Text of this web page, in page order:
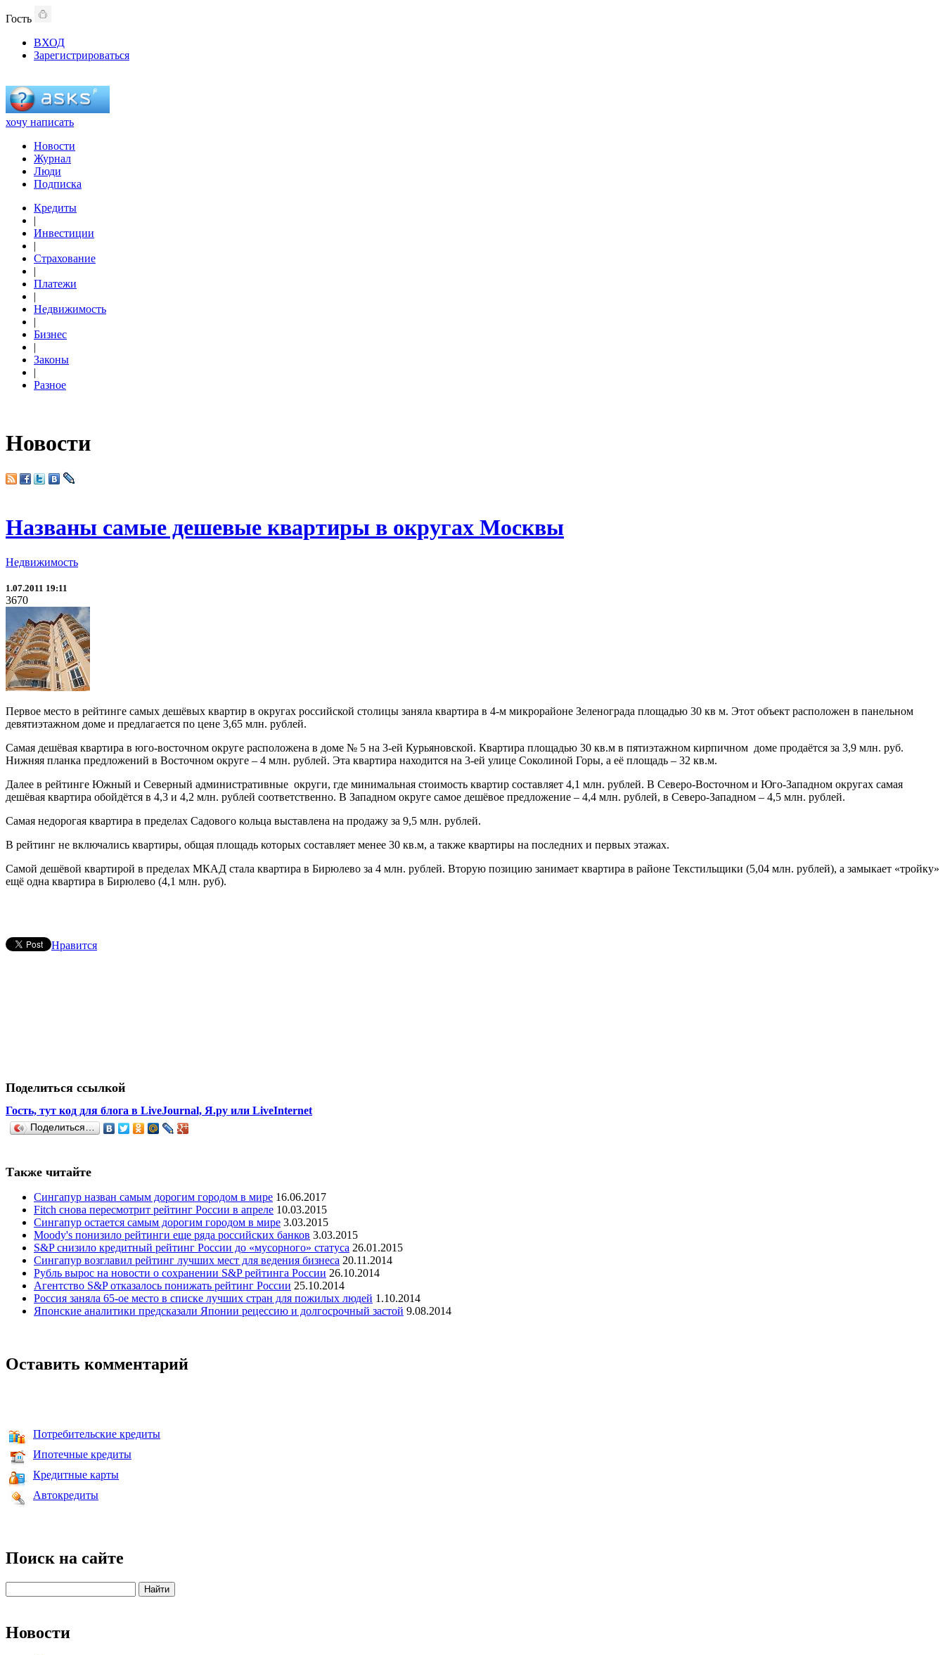
Гость
ВХОД
Зарегистрироваться
хочу написать
Новости
Журнал
Люди
Подписка
Кредиты
|
Инвестиции
|
Страхование
|
Платежи
|
Недвижимость
|
Бизнес
|
Законы
|
Разное
Новости
Названы самые дешевые квартиры в округах Москвы
Недвижимость
1.07.2011 19:11
3670
Первое место в рейтинге самых дешёвых квартир в округах российской столицы заняла квартира в 4-м микрорайоне Зеленограда площадью 30 кв м. Этот объект расположен в панельном
девятиэтажном доме и предлагается по цене 3,65 млн. рублей.
Самая дешёвая квартира в юго-восточном округе расположена в доме № 5 на 3-ей Курьяновской. Квартира площадью 30 кв.м в пятиэтажном кирпичном доме продаётся за 3,9 млн. руб.
Нижняя планка предложений в Восточном округе – 4 млн. рублей. Эта квартира находится на 3-ей улице Соколиной Горы, а её площадь – 32 кв.м.
Далее в рейтинге Южный и Северный административные округи, где минимальная стоимость квартир составляет 4,1 млн. рублей. В Северо-Восточном и Юго-Западном округах самая
дешёвая квартира обойдётся в 4,3 и 4,2 млн. рублей соответственно. В Западном округе самое дешёвое предложение – 4,4 млн. рублей, в Северо-Западном – 4,5 млн. рублей.
Самая недорогая квартира в пределах Садового кольца выставлена на продажу за 9,5 млн. рублей.
В рейтинг не включались квартиры, общая площадь которых составляет менее 30 кв.м, а также квартиры на последних и первых этажах.
Самой дешёвой квартирой в пределах МКАД стала квартира в Бирюлево за 4 млн. рублей. Вторую позицию занимает квартира в районе Текстильщики (5,04 млн. рублей), а замыкает «тройку»
ещё одна квартира в Бирюлево (4,1 млн. руб).
Нравится
Поделиться ссылкой
Гость, тут код для блога в LiveJournal, Я.ру или LiveInternet
Поделиться…
Также читайте
Сингапур назван самым дорогим городом в мире 16.06.2017
Fitch снова пересмотрит рейтинг России в апреле 10.03.2015
Сингапур остается самым дорогим городом в мире 3.03.2015
Moody's понизило рейтинги еще ряда российских банков 3.03.2015
S&P снизило кредитный рейтинг России до «мусорного» статуса 26.01.2015
Сингапур возглавил рейтинг лучших мест для ведения бизнеса 20.11.2014
Рубль вырос на новости о сохранении S&P рейтинга России 26.10.2014
Агентство S&P отказалось понижать рейтинг России 25.10.2014
Россия заняла 65-ое место в списке лучших стран для пожилых людей 1.10.2014
Японские аналитики предсказали Японии рецессию и долгосрочный застой 9.08.2014
Оставить комментарий
Потребительские кредиты
Ипотечные кредиты
Кредитные карты
Автокредиты
Поиск на сайте
Новости